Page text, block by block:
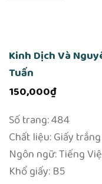
Kinh Dịch Và
Tuấn
150,000₫
Số trang: 484
Chất liệu: Giấy
Ngôn ngữ: Tiếng
Khổ giấy: B5